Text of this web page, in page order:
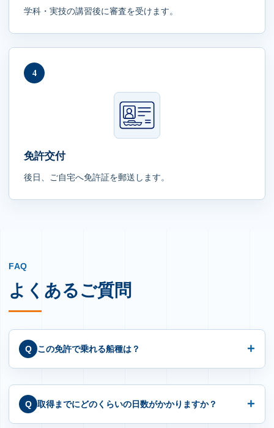
学科・実技の講習後に審査を受けます。
4
免許交付
後日、ご自宅へ免許証を郵送します。
FAQ
よくあるご質問
この免許で乗れる船種は？
取得までにどのくらいの日数がかかりますか？